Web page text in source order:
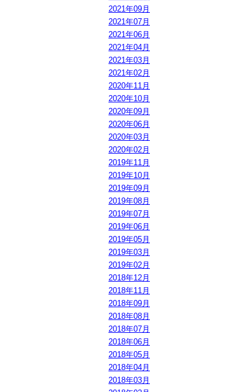
2021年09月
2021年07月
2021年06月
2021年04月
2021年03月
2021年02月
2020年11月
2020年10月
2020年09月
2020年06月
2020年03月
2020年02月
2019年11月
2019年10月
2019年09月
2019年08月
2019年07月
2019年06月
2019年05月
2019年03月
2019年02月
2018年12月
2018年11月
2018年09月
2018年08月
2018年07月
2018年06月
2018年05月
2018年04月
2018年03月